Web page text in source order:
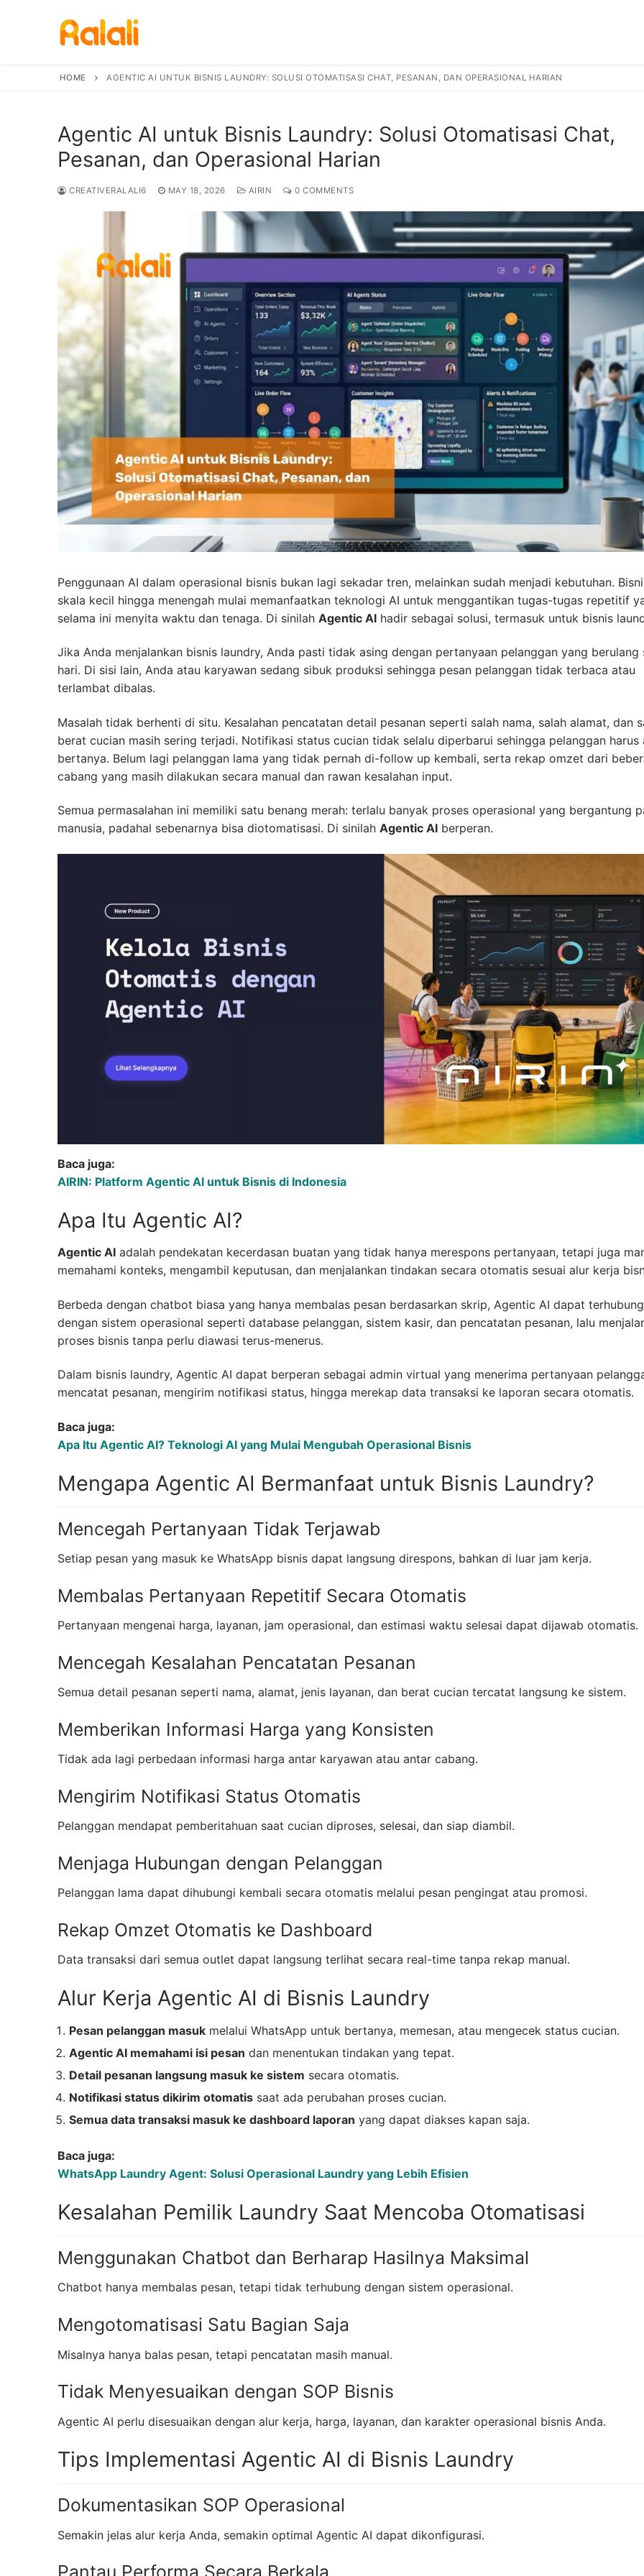
HOME AGENTIC AI UNTUK BISNIS LAUNDRY: SOLUSI OTOMATISASI CHAT, PESANAN, DAN OPERASIONAL HARIAN
Agentic AI untuk Bisnis Laundry: Solusi Otomatisasi Chat,
Pesanan, dan Operasional Harian
CREATIVERALALI6 MAY 18, 2026 AIRIN 0 COMMENTS
Penggunaan AI dalam operasional bisnis bukan lagi sekadar tren, melainkan sudah menjadi kebutuhan.
skala kecil hingga menengah mulai memanfaatkan teknologi AI untuk menggantikan tugas-tugas repetitif
selama ini menyita waktu dan tenaga. Di sinilah Agentic AI hadir sebagai solusi, termasuk untuk bisnis
Jika Anda menjalankan bisnis laundry, Anda pasti tidak asing dengan pertanyaan pelanggan yang berulang
hari. Di sisi lain, Anda atau karyawan sedang sibuk produksi sehingga pesan pelanggan tidak terbaca atau
terlambat dibalas.
Masalah tidak berhenti di situ. Kesalahan pencatatan detail pesanan seperti salah nama, salah alamat, dan
berat cucian masih sering terjadi. Notifikasi status cucian tidak selalu diperbarui sehingga pelanggan harus
bertanya. Belum lagi pelanggan lama yang tidak pernah di-follow up kembali, serta rekap omzet dari
cabang yang masih dilakukan secara manual dan rawan kesalahan input.
Semua permasalahan ini memiliki satu benang merah: terlalu banyak proses operasional yang bergantung
manusia, padahal sebenarnya bisa diotomatisasi. Di sinilah Agentic AI berperan.
Baca juga:
AIRIN: Platform Agentic AI untuk Bisnis di Indonesia
Apa Itu Agentic AI?
Agentic AI adalah pendekatan kecerdasan buatan yang tidak hanya merespons pertanyaan, tetapi juga
memahami konteks, mengambil keputusan, dan menjalankan tindakan secara otomatis sesuai alur kerja
Berbeda dengan chatbot biasa yang hanya membalas pesan berdasarkan skrip, Agentic AI dapat terhubung
dengan sistem operasional seperti database pelanggan, sistem kasir, dan pencatatan pesanan, lalu
proses bisnis tanpa perlu diawasi terus-menerus.
Dalam bisnis laundry, Agentic AI dapat berperan sebagai admin virtual yang menerima pertanyaan
mencatat pesanan, mengirim notifikasi status, hingga merekap data transaksi ke laporan secara otomatis.
Baca juga:
Apa Itu Agentic AI? Teknologi AI yang Mulai Mengubah Operasional Bisnis
Mengapa Agentic AI Bermanfaat untuk Bisnis Laundry?
Mencegah Pertanyaan Tidak Terjawab
Setiap pesan yang masuk ke WhatsApp bisnis dapat langsung direspons, bahkan di luar jam kerja.
Membalas Pertanyaan Repetitif Secara Otomatis
Pertanyaan mengenai harga, layanan, jam operasional, dan estimasi waktu selesai dapat dijawab otomatis.
Mencegah Kesalahan Pencatatan Pesanan
Semua detail pesanan seperti nama, alamat, jenis layanan, dan berat cucian tercatat langsung ke sistem.
Memberikan Informasi Harga yang Konsisten
Tidak ada lagi perbedaan informasi harga antar karyawan atau antar cabang.
Mengirim Notifikasi Status Otomatis
Pelanggan mendapat pemberitahuan saat cucian diproses, selesai, dan siap diambil.
Menjaga Hubungan dengan Pelanggan
Pelanggan lama dapat dihubungi kembali secara otomatis melalui pesan pengingat atau promosi.
Rekap Omzet Otomatis ke Dashboard
Data transaksi dari semua outlet dapat langsung terlihat secara real-time tanpa rekap manual.
Alur Kerja Agentic AI di Bisnis Laundry
Pesan pelanggan masuk melalui WhatsApp untuk bertanya, memesan, atau mengecek status cucian.
Agentic AI memahami isi pesan dan menentukan tindakan yang tepat.
Detail pesanan langsung masuk ke sistem secara otomatis.
Notifikasi status dikirim otomatis saat ada perubahan proses cucian.
Semua data transaksi masuk ke dashboard laporan yang dapat diakses kapan saja.
Baca juga:
WhatsApp Laundry Agent: Solusi Operasional Laundry yang Lebih Efisien
Kesalahan Pemilik Laundry Saat Mencoba Otomatisasi
Menggunakan Chatbot dan Berharap Hasilnya Maksimal
Chatbot hanya membalas pesan, tetapi tidak terhubung dengan sistem operasional.
Mengotomatisasi Satu Bagian Saja
Misalnya hanya balas pesan, tetapi pencatatan masih manual.
Tidak Menyesuaikan dengan SOP Bisnis
Agentic AI perlu disesuaikan dengan alur kerja, harga, layanan, dan karakter operasional bisnis Anda.
Tips Implementasi Agentic AI di Bisnis Laundry
Dokumentasikan SOP Operasional
Semakin jelas alur kerja Anda, semakin optimal Agentic AI dapat dikonfigurasi.